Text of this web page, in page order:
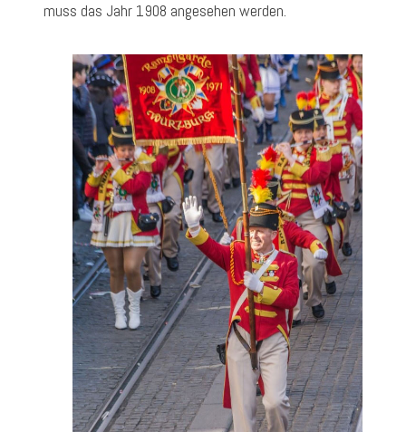
muss das Jahr 1908 angesehen werden.